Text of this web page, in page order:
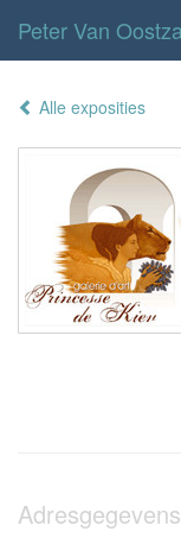
Alle exposities
Adresgegevens